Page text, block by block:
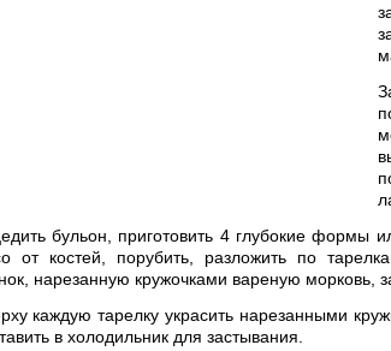
бульон, приготовить 4 глубокие формы
от костей, порубить, разложить по
нарезанную кружочками вареную морковь,
каждую тарелку украсить нарезанными
в холодильник для застывания.